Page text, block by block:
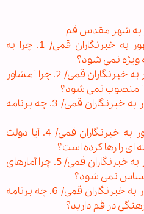
به شهر مقدس قم
ــ فیلم/ پاسخهای رییس جمهور به خبرنگاران قمی/ 1. چرا به
ویژه نمی شود؟
ــ فیلم/ پاسخهای رییس جمهور به خبرنگاران قمی/ 2. چرا "مشاور
منصوب نمی شود؟
ــ فیلم/ پاسخهای رییس جمهور به خبرنگاران قمی/ 3. چه برنامه
ــ فیلم/ پاسخهای رییس جمهور به خبرنگاران قمی/ 4. آیا دولت
را رها کرده است؟
ــ فیلم/ پاسخهای رییس جمهور به خبرنگاران قمی/ 5. چرا آمارهای
نمی شود؟
ــ فیلم/ پاسخهای رییس جمهور به خبرنگاران قمی/ 6. چه برنامه
در قم دارید؟